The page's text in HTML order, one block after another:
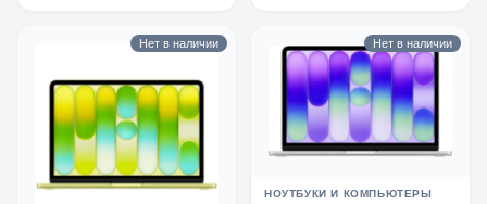
Нет в наличии Нет в наличии
НОУТБУКИ И КОМПЬЮТЕРЫ